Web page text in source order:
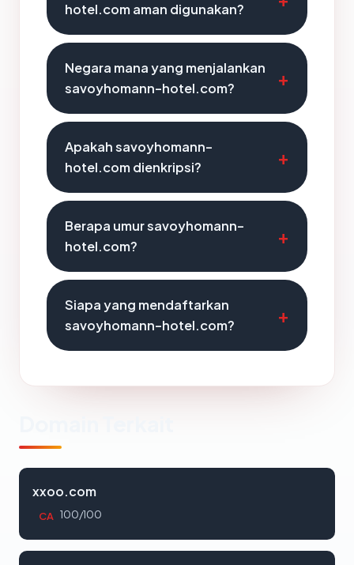
hotel.com aman digunakan?
Negara mana yang menjalankan
savoyhomann-hotel.com?
Apakah savoyhomann-
hotel.com dienkripsi?
Berapa umur savoyhomann-
hotel.com?
Siapa yang mendaftarkan
savoyhomann-hotel.com?
xxoo.com
CA 100/100